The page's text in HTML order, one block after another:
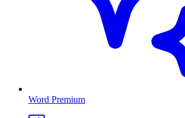
Word Premium